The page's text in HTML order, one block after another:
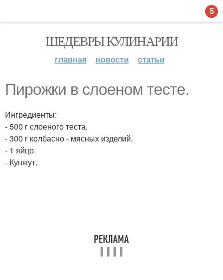
ШЕДЕВРЫ КУЛИНАРИИ
главная новости статьи
Пирожки в слоеном тесте.
Ингредиенты:
- 500 г слоеного теста.
- 300 г колбасно - мясных изделий.
- 1 яйцо.
- Кунжут.
5